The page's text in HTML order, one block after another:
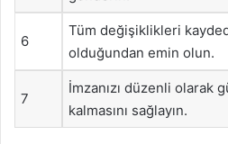
6
Tüm değişiklikleri
olduğundan emin olun.
7
İmzanızı düzenli olarak
kalmasını sağlayın.